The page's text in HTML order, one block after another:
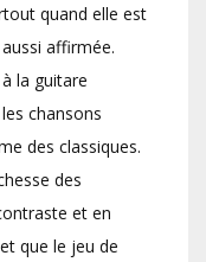
quand elle est
affirmée.
la guitare
chansons
des classiques.
des
et en
que le jeu de